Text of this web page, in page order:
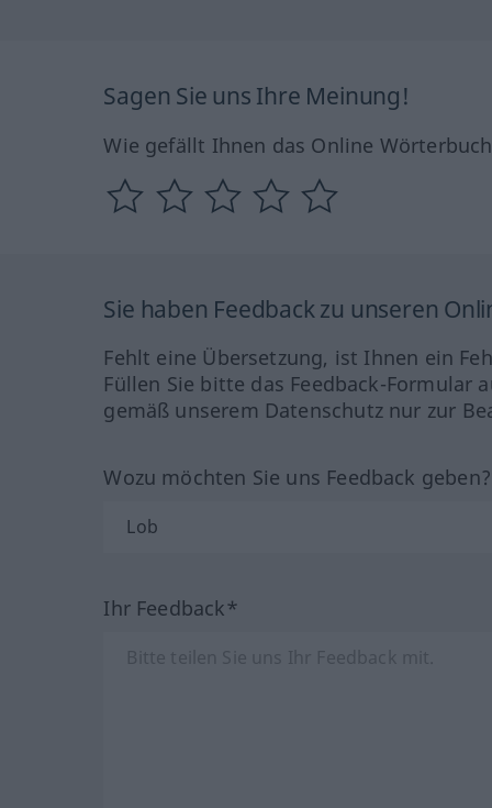
Sagen Sie uns Ihre Meinung!
Wie gefällt Ihnen das Online
Sie haben Feedback zu unseren
Fehlt eine Übersetzung, ist Ihnen ein
Füllen Sie bitte das Feedback-Formular
gemäß unserem Datenschutz nur zur
Wozu möchten Sie uns Feedback
Ihr Feedback*